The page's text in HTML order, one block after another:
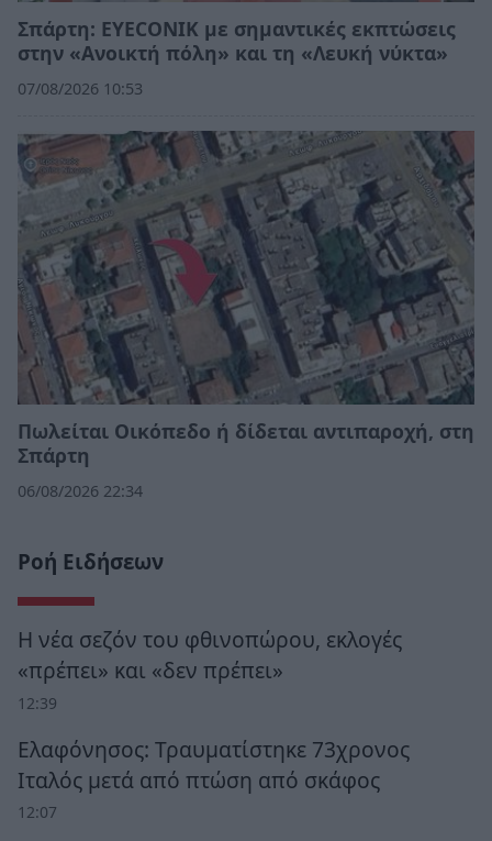
Σπάρτη: EYECONIK με σημαντικές εκπτώσεις
στην «Ανοικτή πόλη» και τη «Λευκή νύκτα»
07/08/2026 10:53
Πωλείται Οικόπεδο ή δίδεται αντιπαροχή, στη
Σπάρτη
06/08/2026 22:34
Ροή Ειδήσεων
Η νέα σεζόν του φθινοπώρου, εκλογές
«πρέπει» και «δεν πρέπει»
12:39
Ελαφόνησος: Τραυματίστηκε 73χρονος
Ιταλός μετά από πτώση από σκάφος
12:07